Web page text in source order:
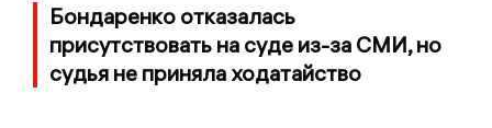
Бондаренко отказалась
присутствовать на суде из-за СМИ, но
судья не приняла ходатайство